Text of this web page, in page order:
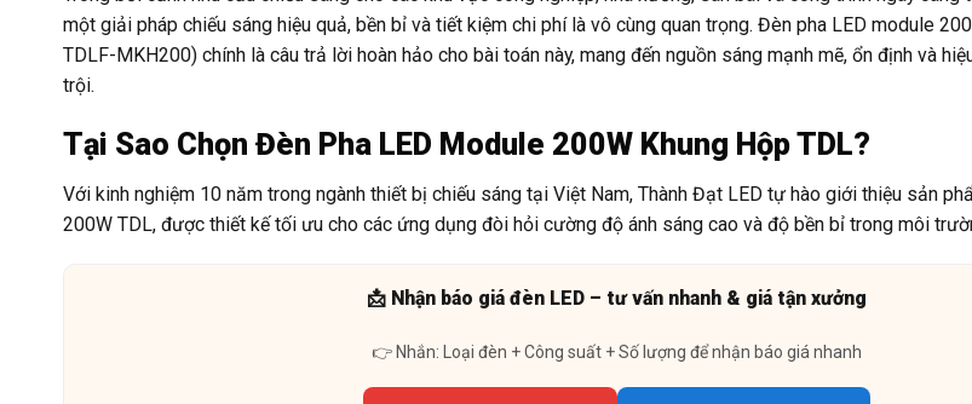
một giải pháp chiếu sáng hiệu quả, bền bỉ và tiết kiệm chi phí là vô cùng quan trọng. Đèn pha LED module
TDLF-MKH200) chính là câu trả lời hoàn hảo cho bài toán này, mang đến nguồn sáng mạnh mẽ, ổn định và
trội.
Tại Sao Chọn Đèn Pha LED Module 200W Khung Hộp TDL?
Với kinh nghiệm 10 năm trong ngành thiết bị chiếu sáng tại Việt Nam, Thành Đạt LED tự hào giới thiệu sản
200W TDL, được thiết kế tối ưu cho các ứng dụng đòi hỏi cường độ ánh sáng cao và độ bền bỉ trong môi
📩 Nhận báo giá đèn LED – tư vấn nhanh & giá tận xưởng
👉 Nhắn: Loại đèn + Công suất + Số lượng để nhận báo giá nhanh